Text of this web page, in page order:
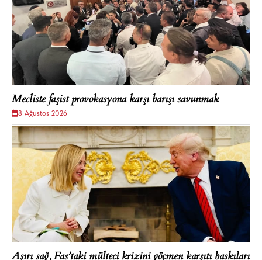
Mecliste faşist provokasyona karşı barışı savunmak
8 Ağustos 2026